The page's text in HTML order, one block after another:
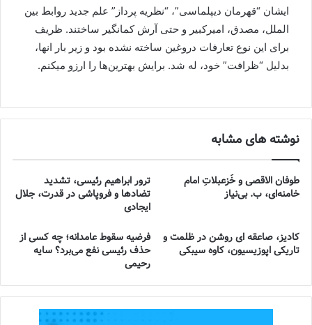
ایشان “قهرمان دیپلماسی”، “نظریه پرداز” علم جدید روابط بین
الملل، مصدق، امیرکبیر و حتی آرش کمانگیر ساختند. ظریف
برای این نوع تعارفات دروغین ساخته نشده بود و زیر بار انها،
بدلیل “ظرافت” خود، له شد. برایش بهترین‌ها را ارزو میکنم.
نوشته های مشابه
طوفان الاقصی و خُزعبلاتِ امام
خامنه‌ای، ب. بی‌نیاز
ترور ابراهیم رئیسی، تشدید
تضادها و فروپاشی در قدرت، جلال
ایجادی
کادیز، صاعقه ای روشن در ظلمت و
تاریکی اپوزیسیون، کاوه سیبکی
فرضیه سقوط عامدانه؛ چه کسی از
حذف رئیسی نفع می‌برد؟ سایه
رحیمی